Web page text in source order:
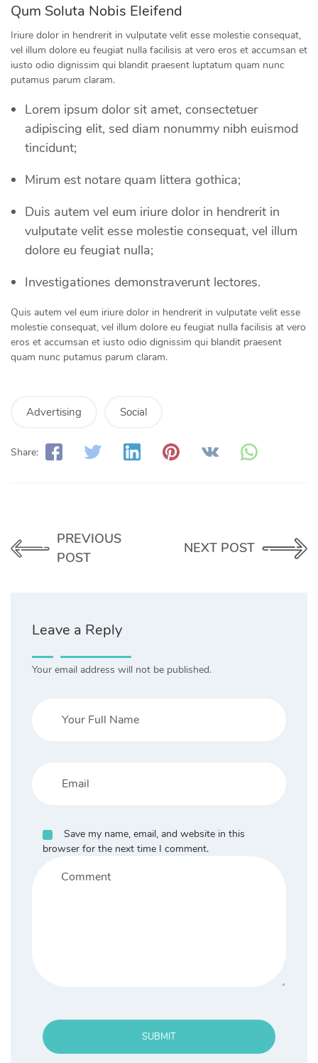
Qum Soluta Nobis Eleifend
Iriure dolor in hendrerit in vulputate velit esse molestie consequat,
vel illum dolore eu feugiat nulla facilisis at vero eros et accumsan et
iusto odio dignissim qui blandit praesent luptatum quam nunc
putamus parum claram.
Lorem ipsum dolor sit amet, consectetuer
adipiscing elit, sed diam nonummy nibh euismod
tincidunt;
Mirum est notare quam littera gothica;
Duis autem vel eum iriure dolor in hendrerit in
vulputate velit esse molestie consequat, vel illum
dolore eu feugiat nulla;
Investigationes demonstraverunt lectores.
Quis autem vel eum iriure dolor in hendrerit in vulputate velit esse
molestie consequat, vel illum dolore eu feugiat nulla facilisis at vero
eros et accumsan et iusto odio dignissim qui blandit praesent
quam nunc putamus parum claram.
Advertising Social
Share:
PREVIOUS
POST
NEXT POST
Leave a Reply
Your email address will not be published.
Save my name, email, and website in this
browser for the next time I comment.
SUBMIT